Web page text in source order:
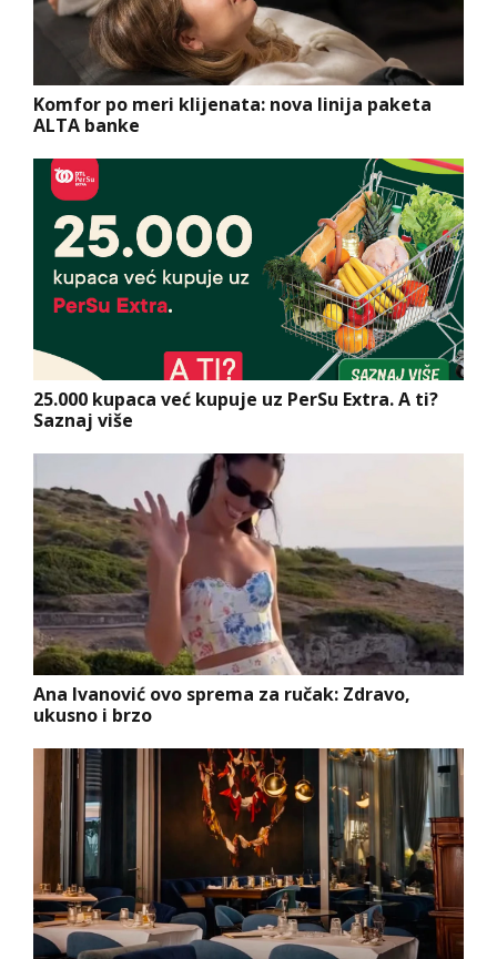
Komfor po meri klijenata: nova linija paketa
ALTA banke
25.000 kupaca već kupuje uz PerSu Extra. A ti?
Saznaj više
Ana Ivanović ovo sprema za ručak: Zdravo,
ukusno i brzo